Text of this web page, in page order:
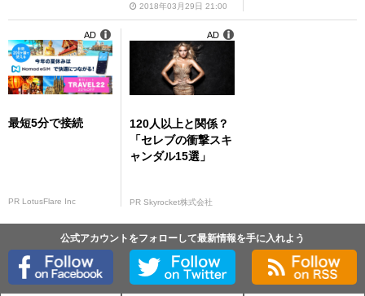
2018年03月29日 21:00
最短5分で接続
PR LotusFlare Inc
AD
120人以上と関係？
「セレブの衝撃スキ
ャンダル15選」
PR Skyrocket株式会社
AD
公式アカウントをフォローして最新情報を手に入れよう